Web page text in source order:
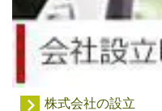
株式会社の設立